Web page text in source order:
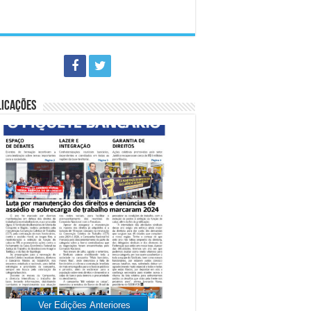
Ver Edições Anteriores